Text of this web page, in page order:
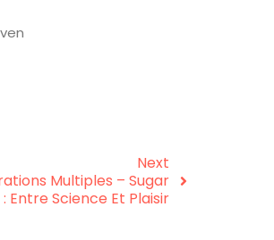
Next
Multiples – Sugar
: Entre Science Et Plaisir